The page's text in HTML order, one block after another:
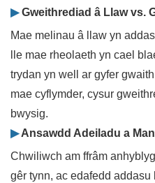
▶Gweithrediad â Llaw vs.
Mae melinau â llaw yn
lle mae rheolaeth yn cael
trydan yn well ar gyfer
mae cyflymder, cysur
bwysig.
▶Ansawdd Adeiladu a
Chwiliwch am ffrâm
gêr tynn, ac edafedd addasu